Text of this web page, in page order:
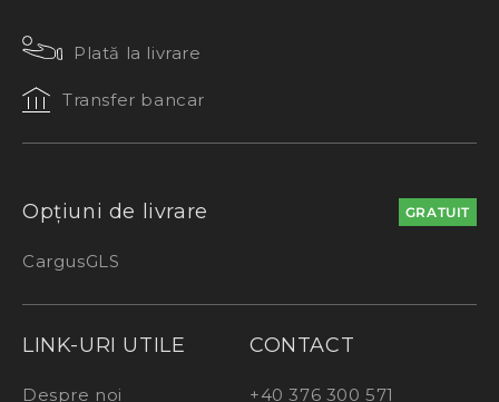
Plată la livrare
Transfer bancar
Opțiuni de livrare GRATUIT
CargusGLS
LINK-URI UTILE
Despre noi
CONTACT
+40 376 300 571